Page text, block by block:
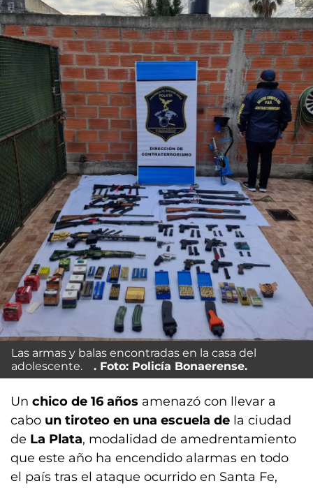
Las armas y balas encontradas en la casa del
adolescente.
Foto: Policía Bonaerense.
Un chico de 16 años amenazó con llevar a
cabo un tiroteo en una escuela de la ciudad
de La Plata, modalidad de amedrentamiento
que este año ha encendido alarmas en todo
el país tras el ataque ocurrido en Santa Fe,